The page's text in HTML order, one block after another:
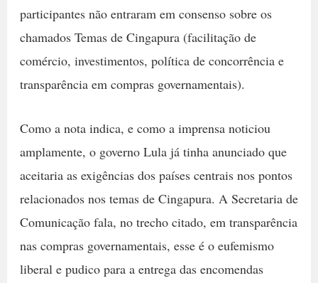
participantes não entraram em consenso sobre os
chamados Temas de Cingapura (facilitação de
comércio, investimentos, política de concorrência e
transparência em compras governamentais).
Como a nota indica, e como a imprensa noticiou
amplamente, o governo Lula já tinha anunciado que
aceitaria as exigências dos países centrais nos pontos
relacionados nos temas de Cingapura. A Secretaria de
Comunicação fala, no trecho citado, em transparência
nas compras governamentais, esse é o eufemismo
liberal e pudico para a entrega das encomendas